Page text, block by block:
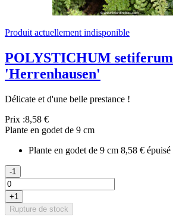
Produit actuellement indisponible
POLYSTICHUM setiferum
'Herrenhausen'
Délicate et d'une belle prestance !
Prix :8,58 €
Plante en godet de 9 cm
Plante en godet de 9 cm 8,58 € épuisé
-1
+1
Rupture de stock